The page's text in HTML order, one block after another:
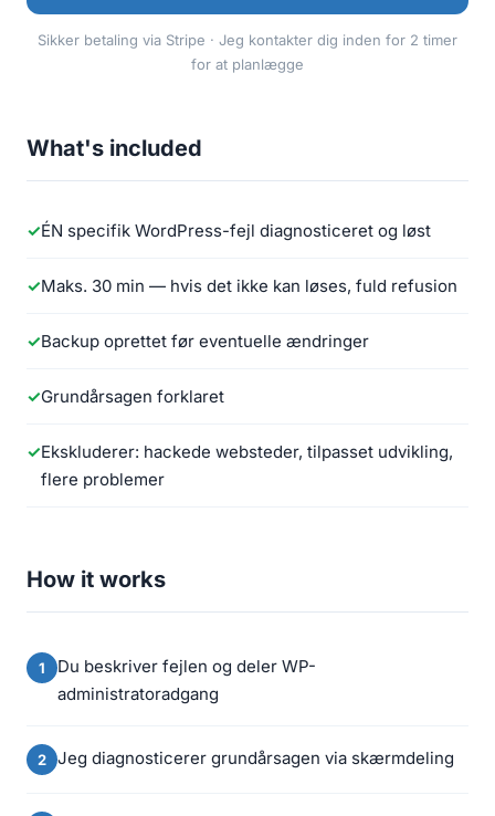
Sikker betaling via Stripe · Jeg kontakter dig inden for 2 timer
for at planlægge
What's included
ÉN specifik WordPress-fejl diagnosticeret og løst
Maks. 30 min — hvis det ikke kan løses, fuld refusion
Backup oprettet før eventuelle ændringer
Grundårsagen forklaret
Ekskluderer: hackede websteder, tilpasset udvikling,
flere problemer
How it works
Du beskriver fejlen og deler WP-
administratoradgang
Jeg diagnosticerer grundårsagen via skærmdeling